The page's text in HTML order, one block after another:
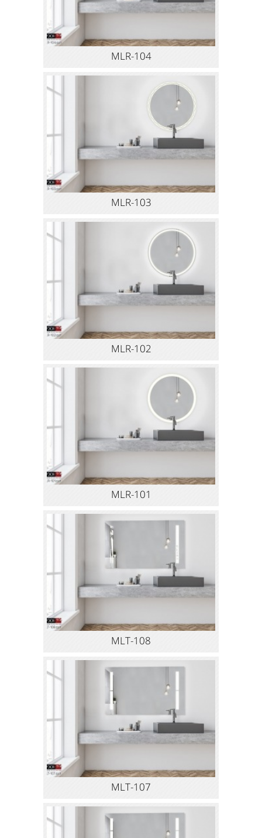
MLR-104
MLR-103
MLR-102
MLR-101
MLT-108
MLT-107